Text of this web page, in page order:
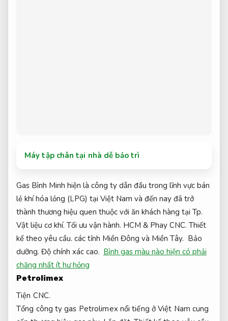
Máy tập chân tại nhà dễ bảo trì
Gas Bình Minh hiện là công ty dẫn đầu trong lĩnh vực bán
lẻ khí hóa lỏng (LPG) tại Việt Nam và đến nay đã trở
thành thương hiệu quen thuộc với ăn khách hàng tại Tp.
Vật liệu cơ khí. Tối ưu vận hành. HCM & Phay CNC. Thiết
kế theo yêu cầu. các tỉnh Miền Đông và Miền Tây. Bảo
dưỡng. Độ chính xác cao. Bình gas màu nào hiện có phải
chăng nhất ít hư hỏng
Petrolimex
Tiện CNC.
Tổng công ty gas Petrolimex nổi tiếng ở Việt Nam cung